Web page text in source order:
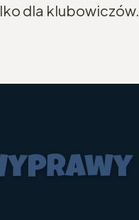
dla klubowiczów.